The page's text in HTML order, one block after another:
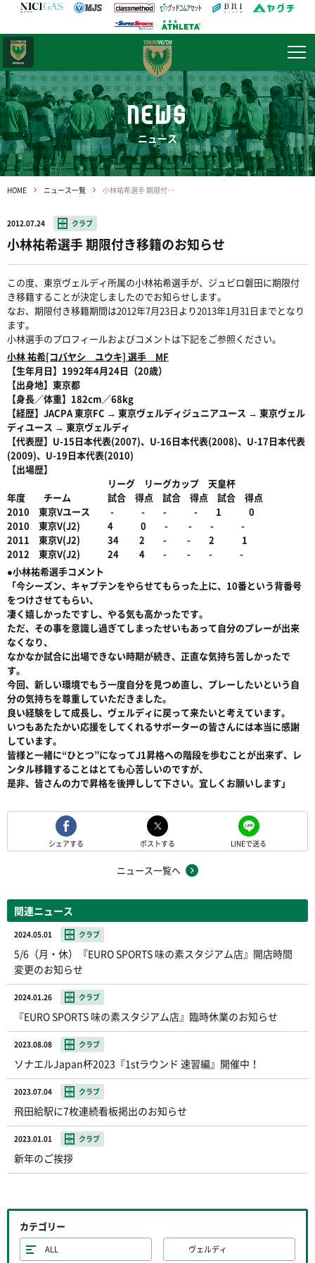
NEWS
ニュース
HOME ニュース一覧 小林祐希選手 期限付き移籍のお知らせ
2012.07.24 クラブ
小林祐希選手 期限付き移籍のお知らせ
この度、東京ヴェルディ所属の小林祐希選手が、ジュビロ磐田に期限付
き移籍することが決定しましたのでお知らせします。
なお、期限付き移籍期間は2012年7月23日より2013年1月31日までとなり
ます。
小林選手のプロフィールおよびコメントは下記をご参照ください。
小林 祐希[コバヤシ ユウキ] 選手 MF
【生年月日】1992年4月24日（20歳）
【出身地】東京都
【身長／体重】182cm／68kg
【経歴】JACPA 東京FC → 東京ヴェルディジュニアユース → 東京ヴェル
ディユース → 東京ヴェルディ
【代表歴】U-15日本代表(2007)、U-16日本代表(2008)、U-17日本代表
(2009)、U-19日本代表(2010)
【出場歴】
リーグ リーグカップ 天皇杯
年度 チーム 試合 得点 試合 得点 試合 得点
2010 東京Vユース - - - - 1 0
2010 東京V(J2) 4 0 - - - -
2011 東京V(J2) 34 2 - - 2 1
2012 東京V(J2) 24 4 - - - -
●小林祐希選手コメント
「今シーズン、キャプテンをやらせてもらった上に、10番という背番号
をつけさせてもらい、
凄く嬉しかったですし、やる気も高かったです。
ただ、その事を意識し過ぎてしまったせいもあって自分のプレーが出来
なくなり、
なかなか試合に出場できない時期が続き、正直な気持ち苦しかったで
す。
今回、新しい環境でもう一度自分を見つめ直し、プレーしたいという自
分の気持ちを尊重していただきました。
良い経験をして成長し、ヴェルディに戻って来たいと考えています。
いつもあたたかい応援をしてくれるサポーターの皆さんには本当に感謝
しています。
皆様と一緒に“ひとつ”になってJ1昇格への階段を歩むことが出来ず、レ
ンタル移籍することはとても心苦しいのですが、
是非、皆さんの力で昇格を後押しして下さい。宜しくお願いします」
シェアする ポストする LINEで送る
ニュース一覧へ
関連ニュース
2024.05.01 クラブ
5/6（月・休）『EURO SPORTS 味の素スタジアム店』開店時間
変更のお知らせ
2024.01.26 クラブ
『EURO SPORTS 味の素スタジアム店』臨時休業のお知らせ
2023.08.08 クラブ
ソナエルJapan杯2023『1stラウンド 速習編』開催中！
2023.07.04 クラブ
飛田給駅に7枚連続看板掲出のお知らせ
2023.01.01 クラブ
新年のご挨拶
カテゴリー
ALL ヴェルディ